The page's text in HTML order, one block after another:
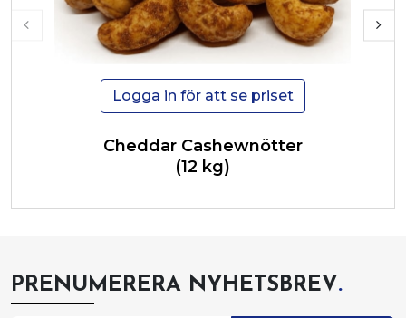
Logga in för att se priset
Cheddar Cashewnötter
(12 kg)
PRENUMERERA NYHETSBREV.